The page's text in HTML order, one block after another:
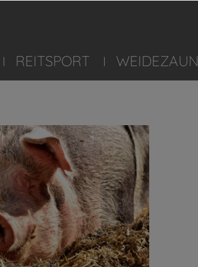
REITSPORT WEIDEZAUN